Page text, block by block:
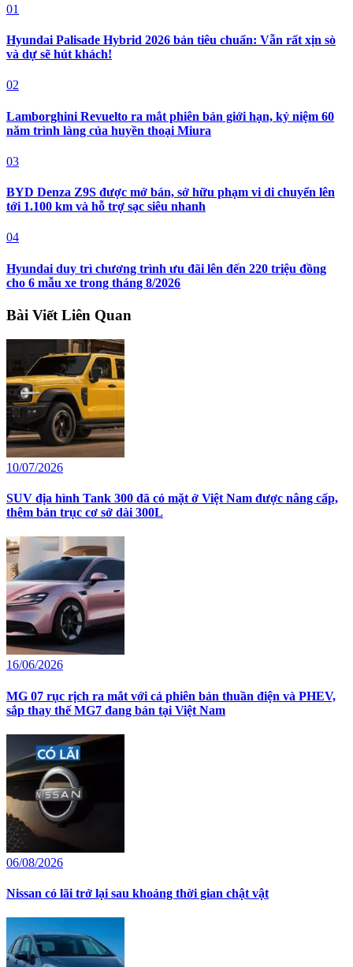
01
Hyundai Palisade Hybrid 2026 bản tiêu chuẩn: Vẫn rất xịn sò
và dự sẽ hút khách!
02
Lamborghini Revuelto ra mắt phiên bản giới hạn, kỷ niệm 60
năm trình làng của huyền thoại Miura
03
BYD Denza Z9S được mở bán, sở hữu phạm vi di chuyển lên
tới 1.100 km và hỗ trợ sạc siêu nhanh
04
Hyundai duy trì chương trình ưu đãi lên đến 220 triệu đồng
cho 6 mẫu xe trong tháng 8/2026
Bài Viết Liên Quan
10/07/2026
SUV địa hình Tank 300 đã có mặt ở Việt Nam được nâng cấp,
thêm bản trục cơ sở dài 300L
16/06/2026
MG 07 rục rịch ra mắt với cả phiên bản thuần điện và PHEV,
sắp thay thế MG7 đang bán tại Việt Nam
06/08/2026
Nissan có lãi trở lại sau khoảng thời gian chật vật